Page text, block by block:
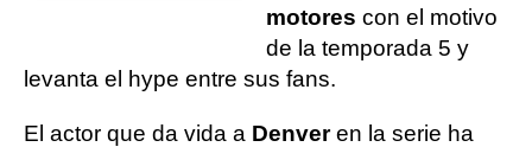
motores con el motivo
de la temporada 5 y
levanta el hype entre sus fans.
El actor que da vida a Denveren la serie ha